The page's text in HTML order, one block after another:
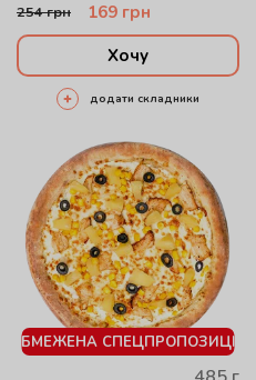
254грн 169 грн
Хочу
додати складники
ОБМЕЖЕНА СПЕЦПРОПОЗИЦІЯ